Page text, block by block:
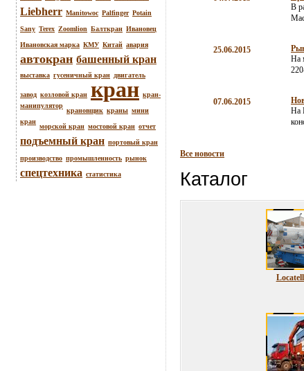
Liebherr Manitowoc Palfinger Potain
Sany Terex Zoomlion Балткран Ивановец
Ивановская марка КМУ Китай авария
автокран башенный кран
выставка гусеничный кран двигатель
завод козловой кран кран кран-
манипулятор крановщик краны мини
кран морской кран мостовой кран отчет
подъемный кран портовый кран
производство промышленность рынок
спецтехника статистика
В
25.06.2015
На
07.06.2015
На
Все новости
Каталог